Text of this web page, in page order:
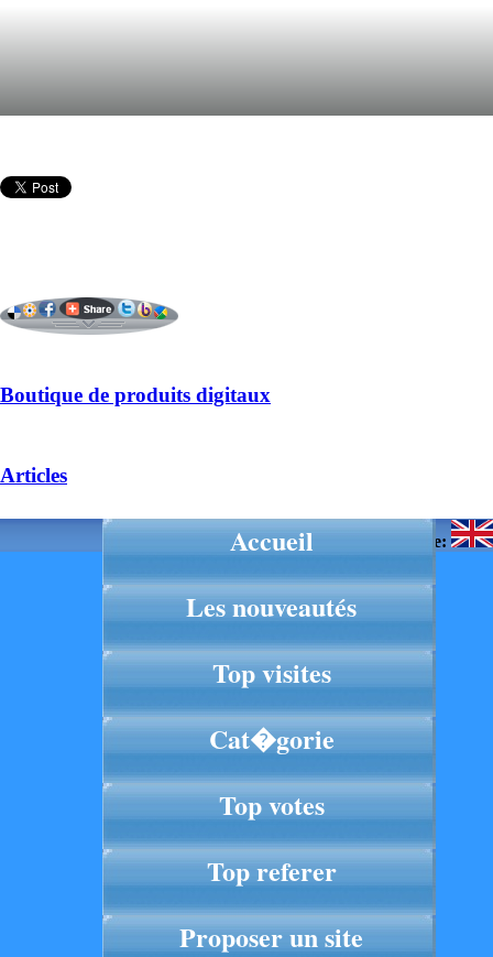
Boutique de produits digitaux
Articles
Langue:
Accueil
Les nouveautés
Top visites
Cat�gorie
Top votes
Top referer
Proposer un site